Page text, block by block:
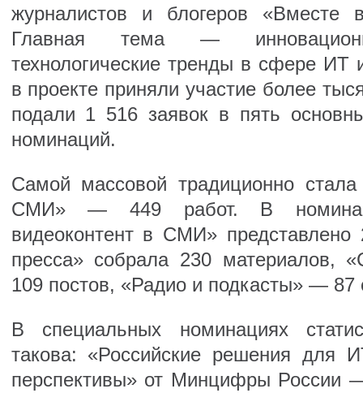
журналистов и блогеров «Вместе
Главная тема —
технологические тренды в сфере ИТ
в проекте приняли участие более
подали 1 516 заявок в пять
номинаций.
Самой массовой традиционно
СМИ» — 449 работ. В
видеоконтент в СМИ»
пресса» собрала 230 материалов,
109 постов, «Радио и подкасты» — 87
В специальных номинациях
такова: «Российские решения для
перспективы» от Минцифры России